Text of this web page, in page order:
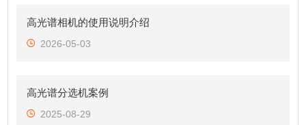
高光谱相机的使用说明介绍
2026-05-03
高光谱分选机案例
2025-08-29